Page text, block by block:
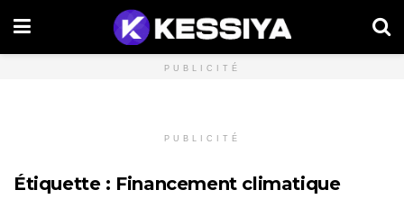
PUBLICITÉ
PUBLICITÉ
Étiquette : Financement climatique